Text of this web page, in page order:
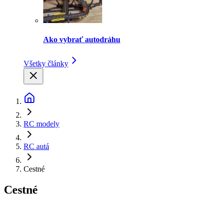
Ako vybrať autodráhu
Všetky články
RC modely
RC autá
Cestné
Cestné